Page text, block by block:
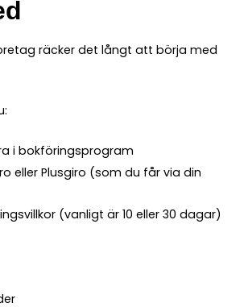
räcker det långt att börja med
i bokföringsprogram
eller Plusgiro (som du får via din
(vanligt är 10 eller 30 dagar)